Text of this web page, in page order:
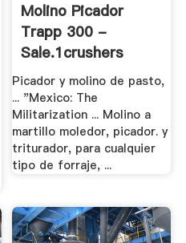
Molino Picador
Trapp 300 -
Sale.1crushers
Picador y molino de pasto,
... "Mexico: The
Militarization ... Molino a
martillo moledor, picador. y
triturador, para cualquier
tipo de forraje, ...